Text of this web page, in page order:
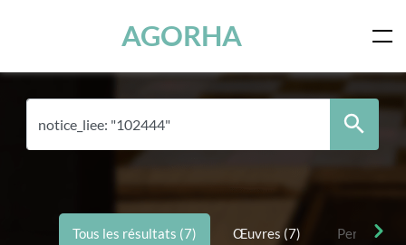
AGORHA
Tous les résultats (7) Œuvres (7) Personnes